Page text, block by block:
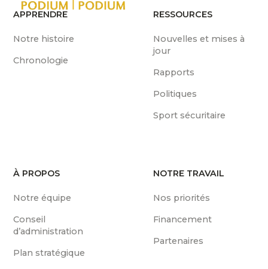
APPRENDRE
Notre histoire
Chronologie
RESSOURCES
Nouvelles et mises à
jour
Rapports
Politiques
Sport sécuritaire
À PROPOS
Notre équipe
Conseil
d’administration
Plan stratégique
NOTRE TRAVAIL
Nos priorités
Financement
Partenaires